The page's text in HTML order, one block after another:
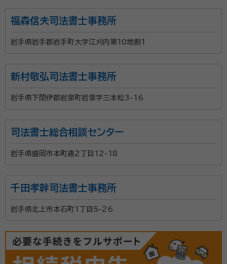
福森信夫司法書士事務所
岩手県岩手郡岩手町大字江刈内第10地割1
新村敬弘司法書士事務所
岩手県下閉伊郡岩泉町岩泉字三本松3-16
司法書士総合相談センター
岩手県盛岡市本町通2丁目12-18
千田孝幹司法書士事務所
岩手県北上市本石町1丁目5-26